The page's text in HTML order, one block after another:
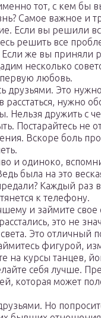
тот, с кем бы
Самое важное и
Если вы решили
решить все
Если же вы приняли
несколько
любовь.
друзьями. Это
нужно
Нельзя дружить с
Постарайтесь не
Вскоре боль
и одиноко,
была на это
Каждый раз
к телефону.
и займите свое
это не
Это отличный
фигурой,
на курсы танцев,
себя лучше.
которая может
Но